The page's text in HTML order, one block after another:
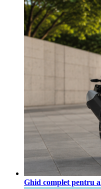
Ghid complet pentru